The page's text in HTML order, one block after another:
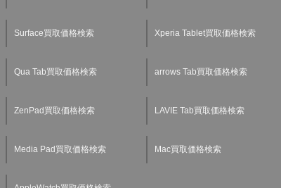
Surface買取価格検索 Xperia Tablet買取価格検索
Qua Tab買取価格検索 arrows Tab買取価格検索
ZenPad買取価格検索 LAVIE Tab買取価格検索
Media Pad買取価格検索 Mac買取価格検索